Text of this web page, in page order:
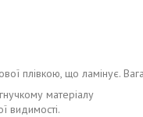
плівкою, що ламінує.
матеріалу
видимості.